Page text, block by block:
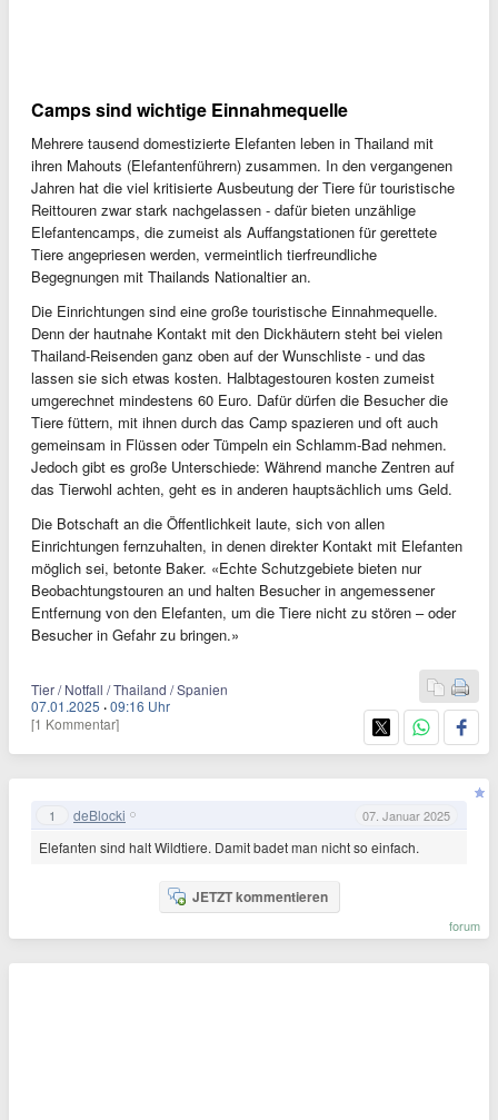
Camps sind wichtige Einnahmequelle
Mehrere tausend domestizierte Elefanten leben in Thailand mit
ihren Mahouts (Elefantenführern) zusammen. In den vergangenen
Jahren hat die viel kritisierte Ausbeutung der Tiere für touristische
Reittouren zwar stark nachgelassen - dafür bieten unzählige
Elefantencamps, die zumeist als Auffangstationen für gerettete
Tiere angepriesen werden, vermeintlich tierfreundliche
Begegnungen mit Thailands Nationaltier an.
Die Einrichtungen sind eine große touristische Einnahmequelle.
Denn der hautnahe Kontakt mit den Dickhäutern steht bei vielen
Thailand-Reisenden ganz oben auf der Wunschliste - und das
lassen sie sich etwas kosten. Halbtagestouren kosten zumeist
umgerechnet mindestens 60 Euro. Dafür dürfen die Besucher die
Tiere füttern, mit ihnen durch das Camp spazieren und oft auch
gemeinsam in Flüssen oder Tümpeln ein Schlamm-Bad nehmen.
Jedoch gibt es große Unterschiede: Während manche Zentren auf
das Tierwohl achten, geht es in anderen hauptsächlich ums Geld.
Die Botschaft an die Öffentlichkeit laute, sich von allen
Einrichtungen fernzuhalten, in denen direkter Kontakt mit Elefanten
möglich sei, betonte Baker. «Echte Schutzgebiete bieten nur
Beobachtungstouren an und halten Besucher in angemessener
Entfernung von den Elefanten, um die Tiere nicht zu stören – oder
Besucher in Gefahr zu bringen.»
Tier / Notfall / Thailand / Spanien
07.01.2025 ·09:16 Uhr
[1 Kommentar]
1 deBlocki 07. Januar 2025
Elefanten sind halt Wildtiere. Damit badet man nicht so einfach.
JETZT kommentieren
forum